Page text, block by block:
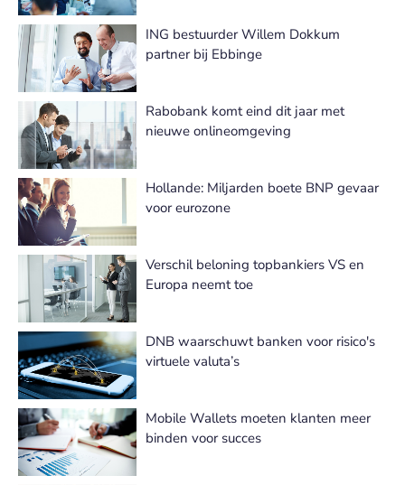
ING bestuurder Willem Dokkum
partner bij Ebbinge
Rabobank komt eind dit jaar met
nieuwe onlineomgeving
Hollande: Miljarden boete BNP gevaar
voor eurozone
Verschil beloning topbankiers VS en
Europa neemt toe
DNB waarschuwt banken voor risico's
virtuele valuta’s
Mobile Wallets moeten klanten meer
binden voor succes